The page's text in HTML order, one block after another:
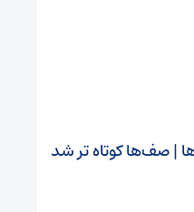
| صف‌ها کوتاه تر شد